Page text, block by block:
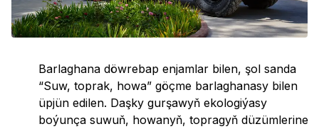
Barlaghana döwrebap enjamlar bilen, şol sanda
“Suw, toprak, howa” göçme barlaghanasy bilen
üpjün edilen. Daşky gurşawyň ekologiýasy
boýunça suwuň, howanyň, topragyň düzümlerine